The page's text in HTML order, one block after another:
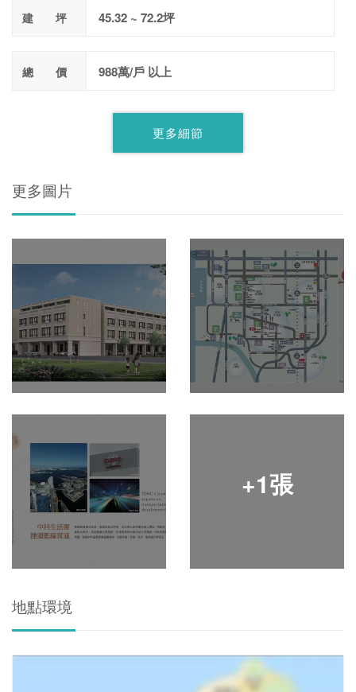
建 坪 45.32 ~ 72.2坪
總 價 988萬/戶 以上
更多細節
更多圖片
+1張
地點環境